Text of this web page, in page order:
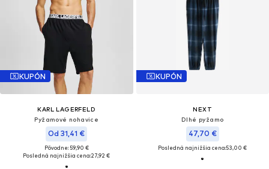
KUPÓN
KARL LAGERFELD
Pyžamové nohavice
Od 31,41 €
Pôvodne: 59,90 €
Posledná najnižšia cena:27,92 €
KUPÓN
NEXT
Dlhé pyžamo
47,70 €
Posledná najnižšia cena:53,00 €